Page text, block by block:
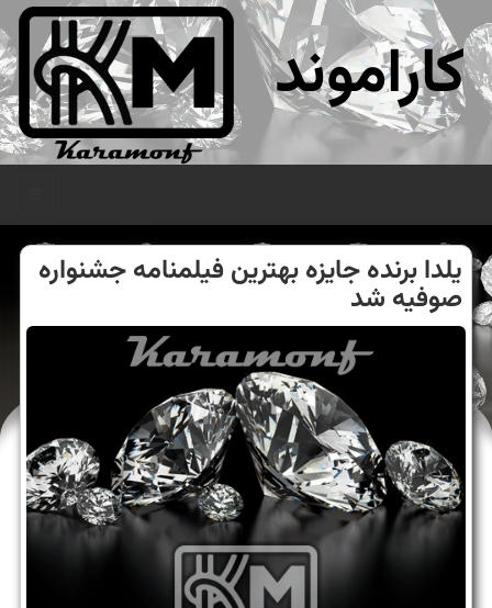
کاراموند
یلدا برنده جایزه بهترین فیلمنامه جشنواره
صوفیه شد